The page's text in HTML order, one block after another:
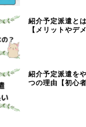
紹介予定派遣と
【メリットやデ
紹介予定派遣を
つの理由【初心者